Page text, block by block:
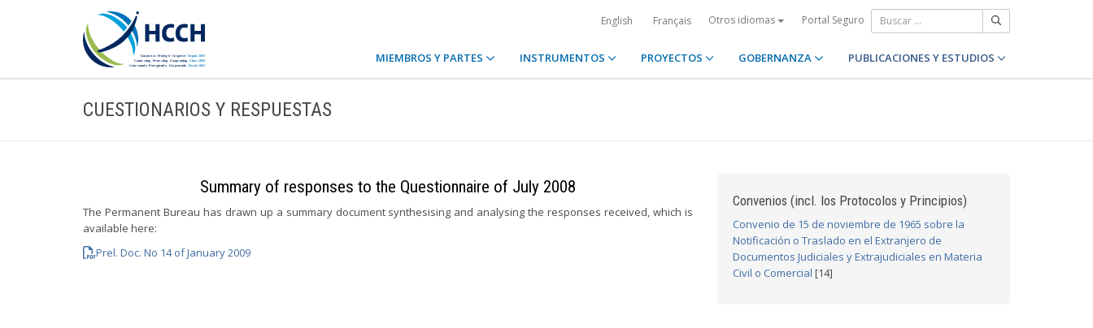
English Français Otros idiomas Portal Seguro
MIEMBROS Y PARTES INSTRUMENTOS PROYECTOS GOBERNANZA PUBLICACIONES Y ESTUDIOS
CUESTIONARIOS Y RESPUESTAS
Summary of responses to the Questionnaire of July 2008
The Permanent Bureau has drawn up a summary document synthesising and analysing the responses received, which is
available here:
Prel. Doc. No 14 of January 2009
Convenios (incl. los Protocolos y Principios)
Convenio de 15 de noviembre de 1965 sobre la
Notificación o Traslado en el Extranjero de
Documentos Judiciales y Extrajudiciales en Materia
Civil o Comercial [14]